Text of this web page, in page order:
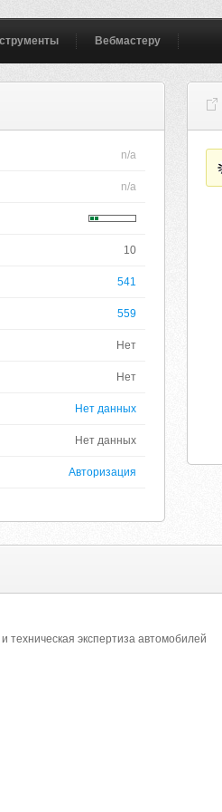
Вебмастеру
n/a
n/a
10
541
559
Нет
Нет
Нет данных
Нет данных
Авторизация
экспертиза автомобилей